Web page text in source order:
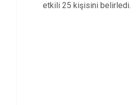
etkili 25 kişisini belirledi.